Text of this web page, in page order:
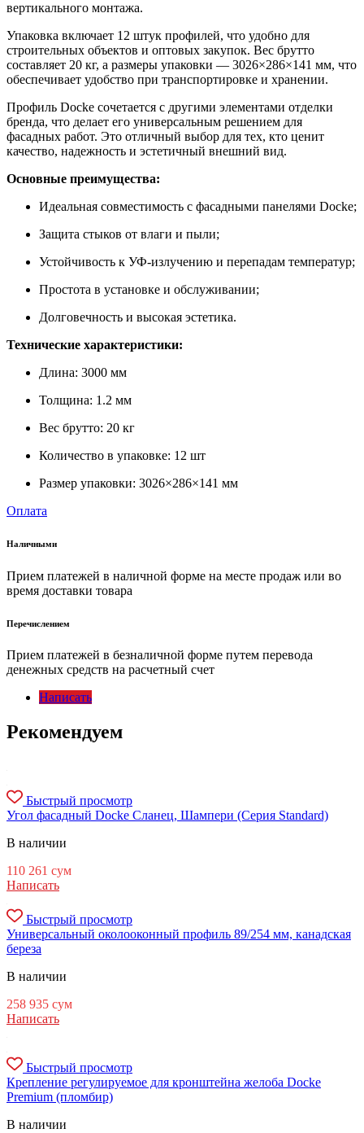
вертикального монтажа.
Упаковка включает 12 штук профилей, что удобно для
строительных объектов и оптовых закупок. Вес брутто
составляет 20 кг, а размеры упаковки — 3026×286×141 мм, что
обеспечивает удобство при транспортировке и хранении.
Профиль Docke сочетается с другими элементами отделки
бренда, что делает его универсальным решением для
фасадных работ. Это отличный выбор для тех, кто ценит
качество, надежность и эстетичный внешний вид.
Основные преимущества:
Идеальная совместимость с фасадными панелями Docke;
Защита стыков от влаги и пыли;
Устойчивость к УФ-излучению и перепадам температур;
Простота в установке и обслуживании;
Долговечность и высокая эстетика.
Технические характеристики:
Длина: 3000 мм
Толщина: 1.2 мм
Вес брутто: 20 кг
Количество в упаковке: 12 шт
Размер упаковки: 3026×286×141 мм
Оплата
Наличными
Прием платежей в наличной форме на месте продаж или во
время доставки товара
Перечислением
Прием платежей в безналичной форме путем перевода
денежных средств на расчетный счет
Написать
Рекомендуем
Быстрый просмотр
Угол фасадный Docke Сланец, Шампери (Серия Standard)
В наличии
110 261 сум
Написать
Быстрый просмотр
Универсальный околооконный профиль 89/254 мм, канадская
береза
В наличии
258 935 сум
Написать
Быстрый просмотр
Крепление регулируемое для кронштейна желоба Docke
Premium (пломбир)
В наличии